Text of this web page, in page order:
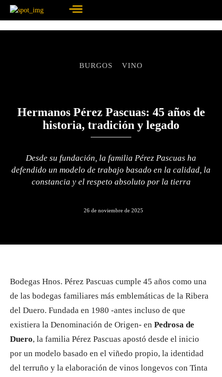
BURGOS VINO
Hermanos Pérez Pascuas: 45 años de
historia, tradición y legado
Desde su fundación, la familia Pérez Pascuas ha
defendido un modelo de trabajo basado en la calidad, la
constancia y el respeto absoluto por la tierra
26 de noviembre de 2025
Bodegas Hnos. Pérez Pascuas cumple 45 años como una
de las bodegas familiares más emblemáticas de la Ribera
del Duero. Fundada en 1980 -antes incluso de que
existiera la Denominación de Origen- en Pedrosa de
Duero, la familia Pérez Pascuas apostó desde el inicio
por un modelo basado en el viñedo propio, la identidad
del terruño y la elaboración de vinos longevos con Tinta